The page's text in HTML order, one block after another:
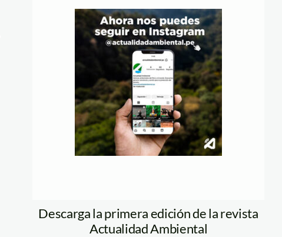
Descarga la primera edición de la revista
Actualidad Ambiental